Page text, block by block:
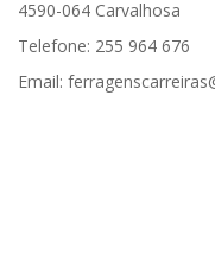
4590-064 Carvalhosa
Telefone: 255 964 676
Email: